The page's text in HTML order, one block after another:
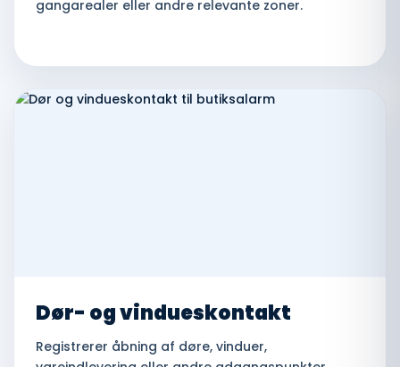
gangarealer eller andre relevante zoner.
Dør- og vindueskontakt
Registrerer åbning af døre, vinduer,